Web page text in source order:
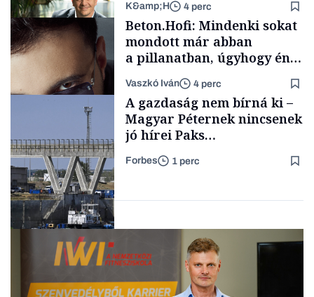
Családi
vállalkozások
TÁMOGATÓI
K&amp;H 4 perc
Forbes-sztori
Beton.Hofi: Mindenki sokat
mondott már abban
a pillanatban, úgyhogy én
a legsarkosabb
gondolataimat akartam
kimondani
Vaszkó Iván 4 perc
A gazdaság nem bírná ki –
Magyar Péternek nincsenek
jó hírei Paks
újraindításáról
Forbes 1 perc